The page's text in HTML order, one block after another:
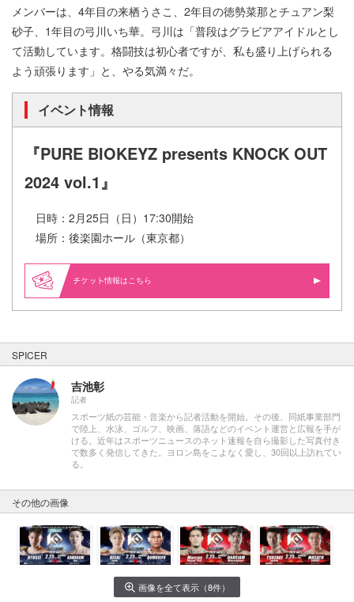
メンバーは、4年目の来栖うさこ、2年目の徳勢菜那とチュアン梨
砂子、1年目の弓川いち華。弓川は「普段はグラビアアイドルとし
て活動しています。格闘技は初心者ですが、私も盛り上げられる
よう頑張ります」と、やる気満々だ。
イベント情報
『PURE BIOKEYZ presents KNOCK OUT
2024 vol.1』
日時：2月25日（日）17:30開始
場所：後楽園ホール（東京都）
情報はこちら
SPICER
吉池彰
記者
スポーツ紙の芸能・音楽から記者活動を開始。その後、同紙事業部門
で陸上、水泳、ゴルフ、映画、落語などのイベント運営と広報を手が
ける。近年はスポーツニュースのネット速報を自ら撮影した写真付き
で数多く発信してきた。ヨロン島をこよなく愛し、30回以上訪れてい
る。
その他の画像
画像を全て表示（8件）